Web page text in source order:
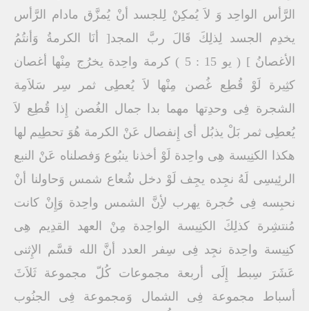
الرَّأس الواحِد وَ لاَ يُمكِنْ لِلجسد أنْ يُمزَّق مادام الرَّأس
يخدِم الجسد لِذلِكَ قَالَ ربَّ المجد[ أنَا الكرمةُ وَأنتُمُ
الأغصانُ ] ( يو 15 : 5 ) كرمة واحِدة يخرُج مِنْها أغصان
كثِيرة لَوْ قُطِع غُصن مِنْها لاَ يُعطِى ثمر سِر سَلاَمِة
الشجرة فِى وحدِتها مهما بدا جمال الغُصن إِذا قُطِع لاَ
يُعطِى ثمر بَلْ يذبُل أى إِنفصال عَنْ الكرمة هُوَ تحطِيم لها
هكذا الكنِيسة هِى واحِدة لَوْ أخذنا ينبُوع وَفصلناه عَنْ النبع
الرئِيسِى لَهُ نجِده يجِف لَوْ دخل شُعاع شمس وَحاولنا أنْ
نحبِسه فِى حُجرة يهرب لأِنَّ الشمس واحِدة وَإِنْ كانت
مُنتشِرة كذلِكَ الكنِيسة الواحِدة مِنْ العهد القدِيم هِى
كنِيسة واحِدة نجِد فِى سِفر العدد أنَّ الله قسَّم الإِثنى
عَشَرَ سِبط إِلَى أربعة مجموعات كُلّ مجموعة ثَلاَثَ
أسباط مجموعة فِى الشمال وَمجموعة فِى الجنُوب